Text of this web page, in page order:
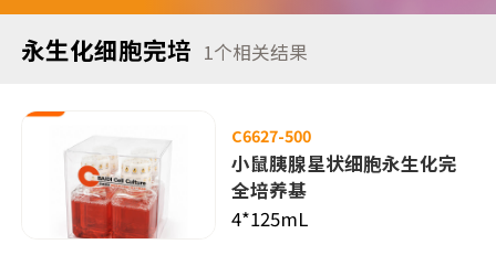
永生化细胞完培 1个相关结果
C6627-500
小鼠胰腺星状细胞永生化完
全培养基
4*125mL